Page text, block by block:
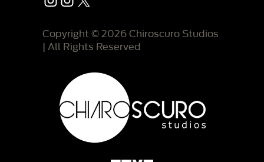
Copyright © 2026 Chiroscuro Studios
| All Rights Reserved